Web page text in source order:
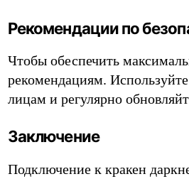
Рекомендации по
Чтобы обеспечить
рекомендациям.
лицам и регулярно
Заключение
Подключение к кракен